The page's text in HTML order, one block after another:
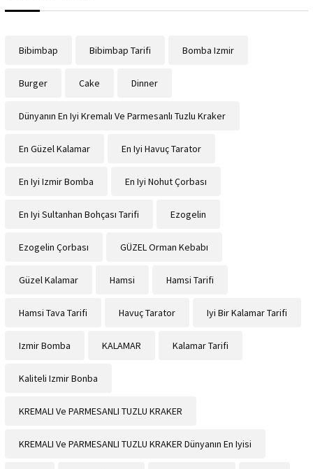
Bibimbap Bibimbap Tarifi Bomba Izmir
Burger Cake Dinner
Dünyanın En Iyi Kremalı Ve Parmesanlı Tuzlu Kraker
En Güzel Kalamar En Iyi Havuç Tarator
En Iyi Izmir Bomba En Iyi Nohut Çorbası
En Iyi Sultanhan Bohçası Tarifi Ezogelin
Ezogelin Çorbası GÜZEL Orman Kebabı
Güzel Kalamar Hamsi Hamsi Tarifi
Hamsi Tava Tarifi Havuç Tarator Iyi Bir Kalamar Tarifi
Izmir Bomba KALAMAR Kalamar Tarifi
Kaliteli Izmir Bonba
KREMALI Ve PARMESANLI TUZLU KRAKER
KREMALI Ve PARMESANLI TUZLU KRAKER Dünyanın En Iyisi